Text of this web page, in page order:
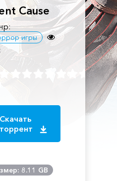
Cause
игры
Скачать
торрент
8.11 GB